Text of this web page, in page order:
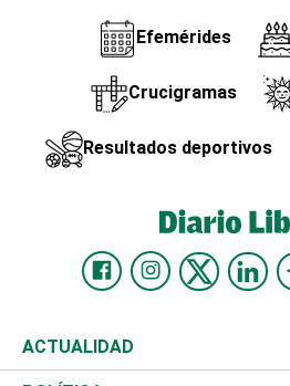
Efemérides
Crucigramas
Resultados deportivos
ACTUALIDAD